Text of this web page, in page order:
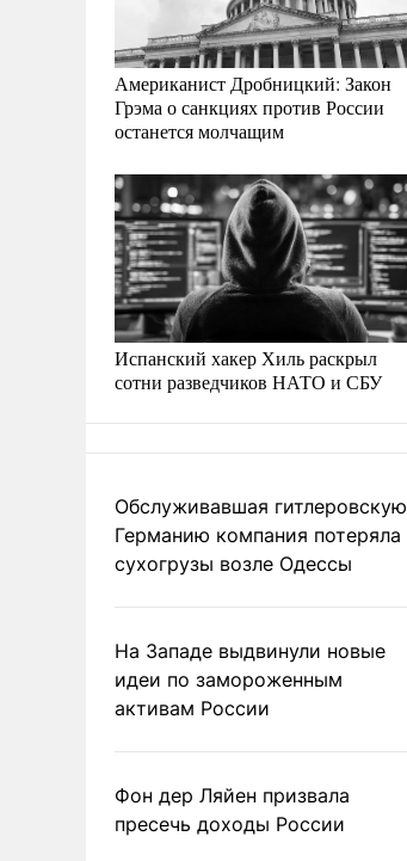
Американист Дробницкий: Закон
Грэма о санкциях против России
останется молчащим
Испанский хакер Хиль раскрыл
сотни разведчиков НАТО и СБУ
Обслуживавшая гитлеровскую
Германию компания потеряла
сухогрузы возле Одессы
На Западе выдвинули новые
идеи по замороженным
активам России
Фон дер Ляйен призвала
пресечь доходы России